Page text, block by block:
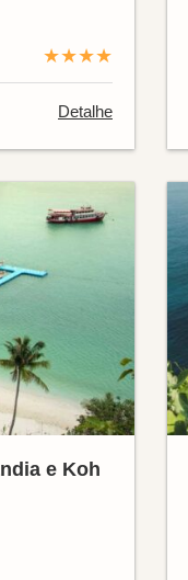
★★★★
Detalhe
e Koh